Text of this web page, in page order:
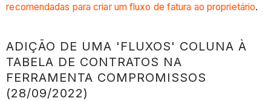
recomendadas para criar um fluxo de fatura ao proprietário.
ADIÇÃO DE UMA 'FLUXOS' COLUNA À
TABELA DE CONTRATOS NA
FERRAMENTA COMPROMISSOS
(28/09/2022)